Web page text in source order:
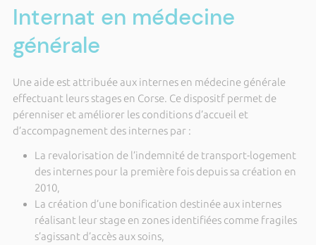
Internat en médecine
générale
Une aide est attribuée aux internes en médecine générale
effectuant leurs stages en Corse. Ce dispositf permet de
pérenniser et améliorer les conditions d’accueil et
d’accompagnement des internes par :
La revalorisation de l’indemnité de transport-logement
des internes pour la première fois depuis sa création en
2010,
La création d’une bonification destinée aux internes
réalisant leur stage en zones identifiées comme fragiles
s’agissant d’accès aux soins,